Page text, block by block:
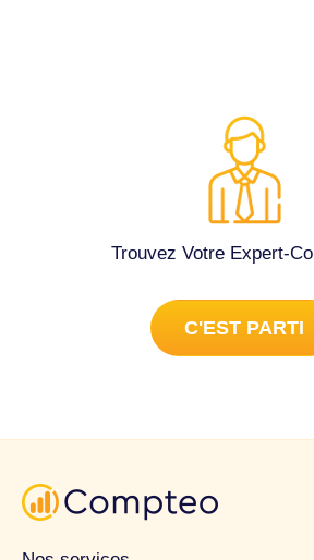
pour toute information
la comptabilité à Tassin-la-Demi-
Trouvez Votre Expert-
C'EST PARTI